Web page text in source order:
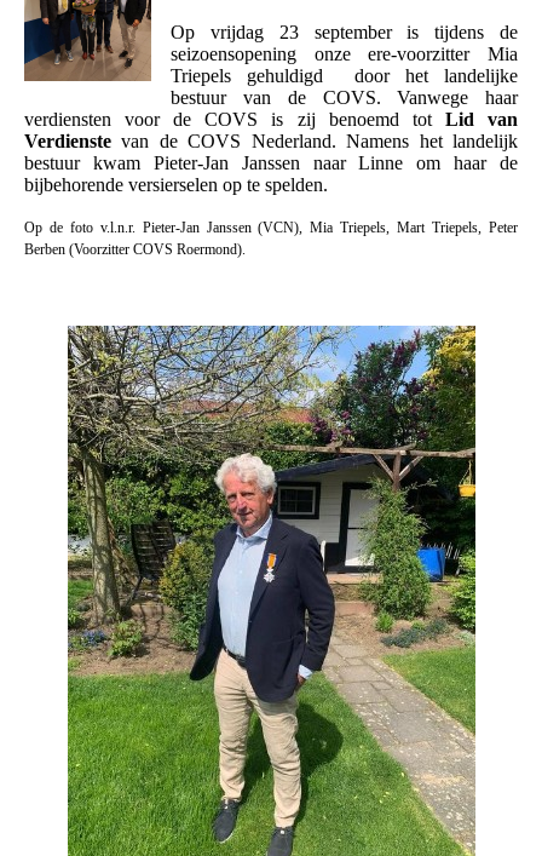
Op vrijdag 23 september is tijdens de
seizoensopening onze ere-voorzitter Mia
Triepels gehuldigd door het landelijke
bestuur van de COVS. Vanwege haar
verdiensten voor de COVS is zij benoemd tot Lid van
Verdienste van de COVS Nederland. Namens het landelijk
bestuur kwam Pieter-Jan Janssen naar Linne om haar de
bijbehorende versierselen op te spelden.
Op de foto v.l.n.r. Pieter-Jan Janssen (VCN), Mia Triepels, Mart Triepels, Peter
Berben (Voorzitter COVS Roermond).